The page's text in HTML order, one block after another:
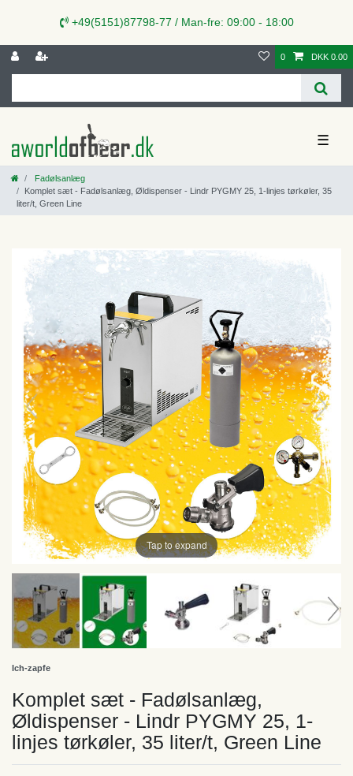
+49(5151)87798-77 / Man-fre: 09:00 - 18:00
0 DKK 0.00
☰
Fadølsanlæg
Komplet sæt - Fadølsanlæg, Øldispenser - Lindr PYGMY 25, 1-linjes tørkøler, 35
liter/t, Green Line
Tap to expand
Ich-zapfe
Komplet sæt - Fadølsanlæg,
Øldispenser - Lindr PYGMY 25, 1-
linjes tørkøler, 35 liter/t, Green Line